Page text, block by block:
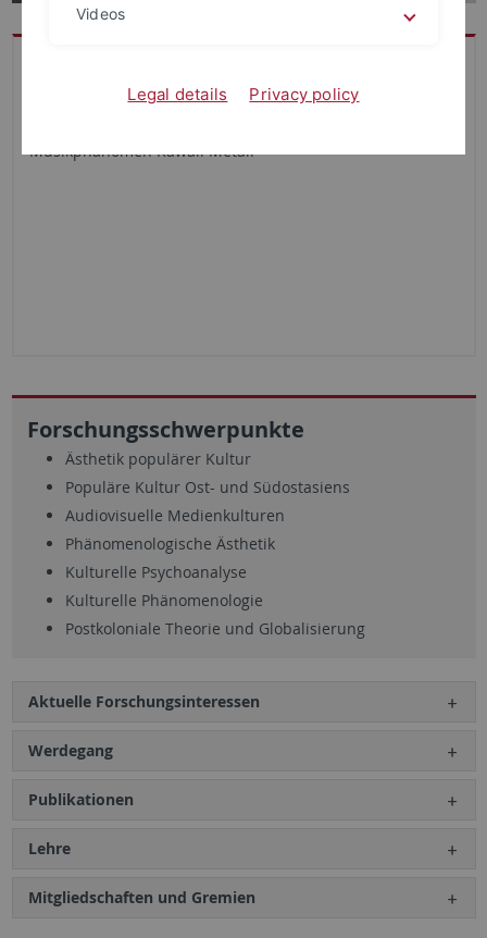
DFG-Projekt „Japanese Visual Media Graph“. Zurzeit
Musikphänomen Kawaii Metal.
Forschungsschwerpunkte
Ästhetik populärer Kultur
Populäre Kultur Ost- und Südostasiens
Audiovisuelle Medienkulturen
Phänomenologische Ästhetik
Kulturelle Psychoanalyse
Kulturelle Phänomenologie
Postkoloniale Theorie und Globalisierung
Aktuelle Forschungsinteressen
Werdegang
Publikationen
Lehre
Mitgliedschaften und Gremien
Videos
Legal details Privacy policy